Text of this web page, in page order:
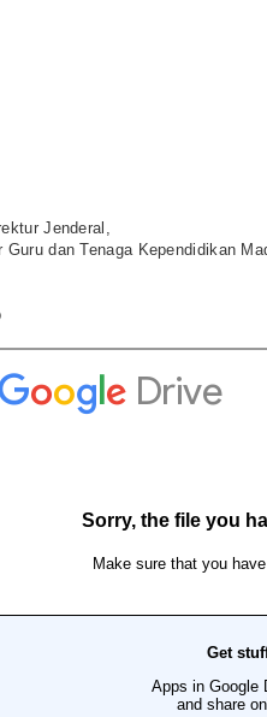
Jenderal,
Guru dan Tenaga Kependidikan